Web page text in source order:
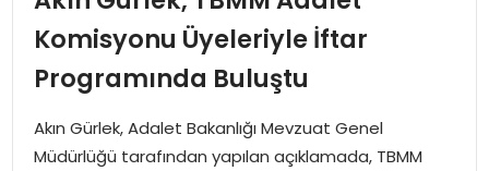
EĞITIM
SPOR
Komisyonu Üyeleriyle İftar
Programında Buluştu
Akın Gürlek, Adalet Bakanlığı Mevzuat Genel
Müdürlüğü tarafından yapılan açıklamada, TBMM